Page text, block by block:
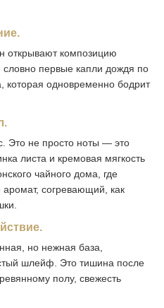
открывают композицию
словно первые капли дождя по
которая одновременно бодрит
Это не просто ноты — это
листа и кремовая мягкость
чайного дома, где
согревающий, как
но нежная база,
шлейф. Это тишина после
полу, свежесть